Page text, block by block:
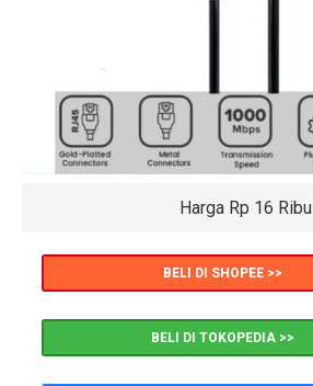
Harga Rp 16 Ribu
BELI DI SHOPEE >>
BELI DI TOKOPEDIA >>